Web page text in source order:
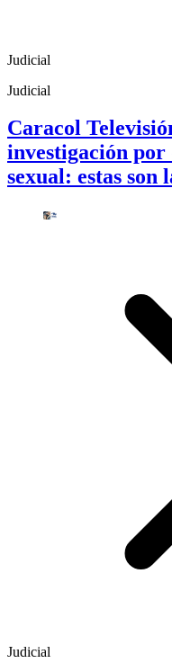
Judicial
Judicial
Caracol
investigación por
sexual: estas son
Judicial